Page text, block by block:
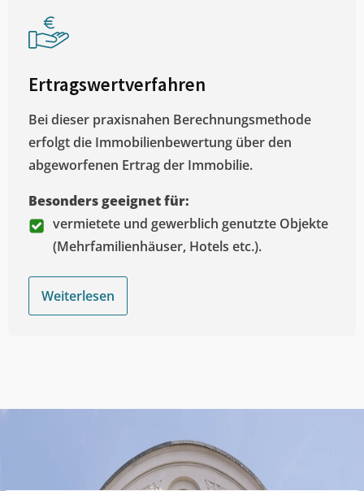
Ertragswertverfahren
Bei dieser praxisnahen Berechnungsmethode
erfolgt die Immobilienbewertung über den
abgeworfenen Ertrag der Immobilie.
Besonders geeignet für:
vermietete und gewerblich genutzte Objekte
(Mehrfamilienhäuser, Hotels etc.).
Weiterlesen